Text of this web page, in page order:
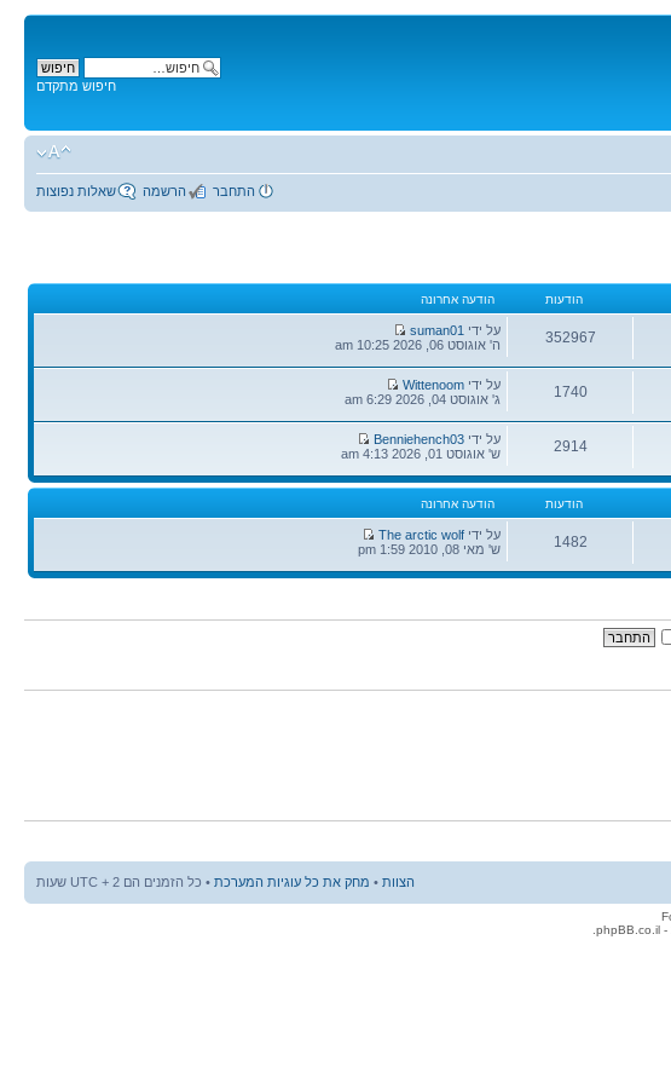
חיפוש מתקדם
שאלות נפוצות הרשמה התחבר
הודעות הודעה אחרונה
352967
הודעות
הודעה
אחרונה
על ידי suman01
ה' אוגוסט 06, 2026 10:25 am
1740
הודעות
הודעה
אחרונה
על ידי Wittenoom
ג' אוגוסט 04, 2026 6:29 am
2914
הודעות
הודעה
אחרונה
על ידי Benniehench03
ש' אוגוסט 01, 2026 4:13 am
הודעות הודעה אחרונה
1482
הודעות
הודעה
אחרונה
על ידי The arctic wolf
ש' מאי 08, 2010 1:59 pm
הצוות • מחק את כל עוגיות המערכת • כל הזמנים הם UTC + 2 שעות